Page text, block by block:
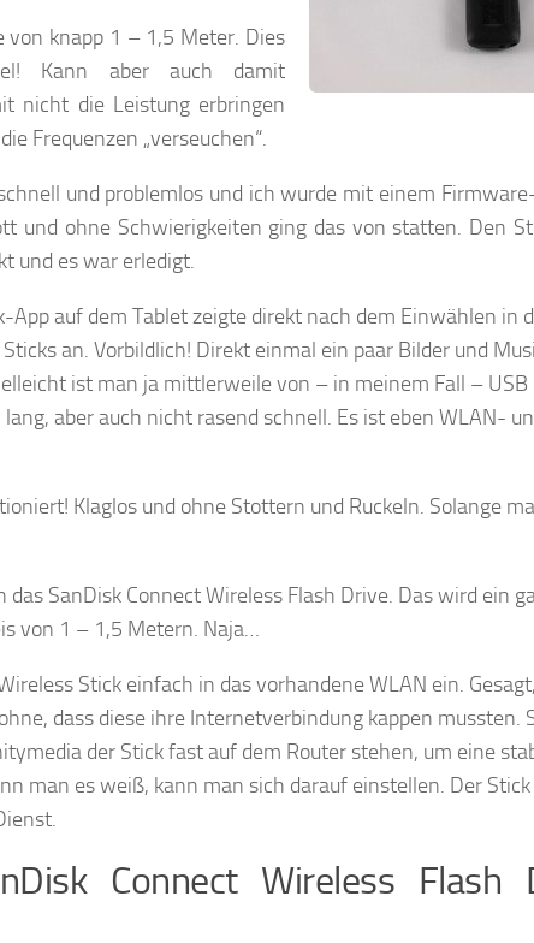
knapp 1 – 1,5 Meter. Dies
Kann aber auch damit
nicht die Leistung erbringen
Frequenzen „verseuchen“.
und problemlos und ich wurde mit einem
und ohne Schwierigkeiten ging das von statten. Den
und es war erledigt.
auf dem Tablet zeigte direkt nach dem Einwählen in
an. Vorbildlich! Direkt einmal ein paar Bilder und
ist man ja mittlerweile von – in meinem Fall –
aber auch nicht rasend schnell. Es ist eben WLAN-
Klaglos und ohne Stottern und Ruckeln. Solange
SanDisk Connect Wireless Flash Drive. Das wird ein
von 1 – 1,5 Metern. Naja…
Stick einfach in das vorhandene WLAN ein.
dass diese ihre Internetverbindung kappen mussten.
der Stick fast auf dem Router stehen, um eine
man es weiß, kann man sich darauf einstellen. Der
Connect Wireless Flash